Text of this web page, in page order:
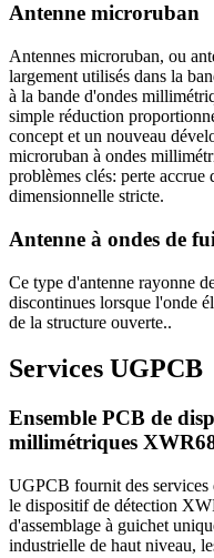
Antenne microruban
Antennes microruban, ou
largement utilisés dans la
à la bande d'ondes
simple réduction
concept et un nouveau
microruban à ondes
problèmes clés: perte
dimensionnelle stricte.
Antenne à ondes de
Ce type d'antenne rayonne
discontinues lorsque l'onde
de la structure ouverte..
Services UGPCB
Ensemble PCB de
millimétriques
UGPCB fournit des services
le dispositif de détection
d'assemblage à guichet
industrielle de haut niveau,